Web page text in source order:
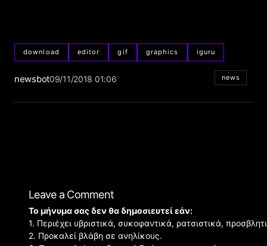
download editor gif graphics iguru
newsbot09/11/2018 01:06 news
Leave a Comment
Το μήνυμα σας δεν θα δημοσιευτεί εάν:
1. Περιέχει υβριστικά, συκοφαντικά, ρατσιστικά,
2. Προκαλεί βλάβη σε ανηλίκους.